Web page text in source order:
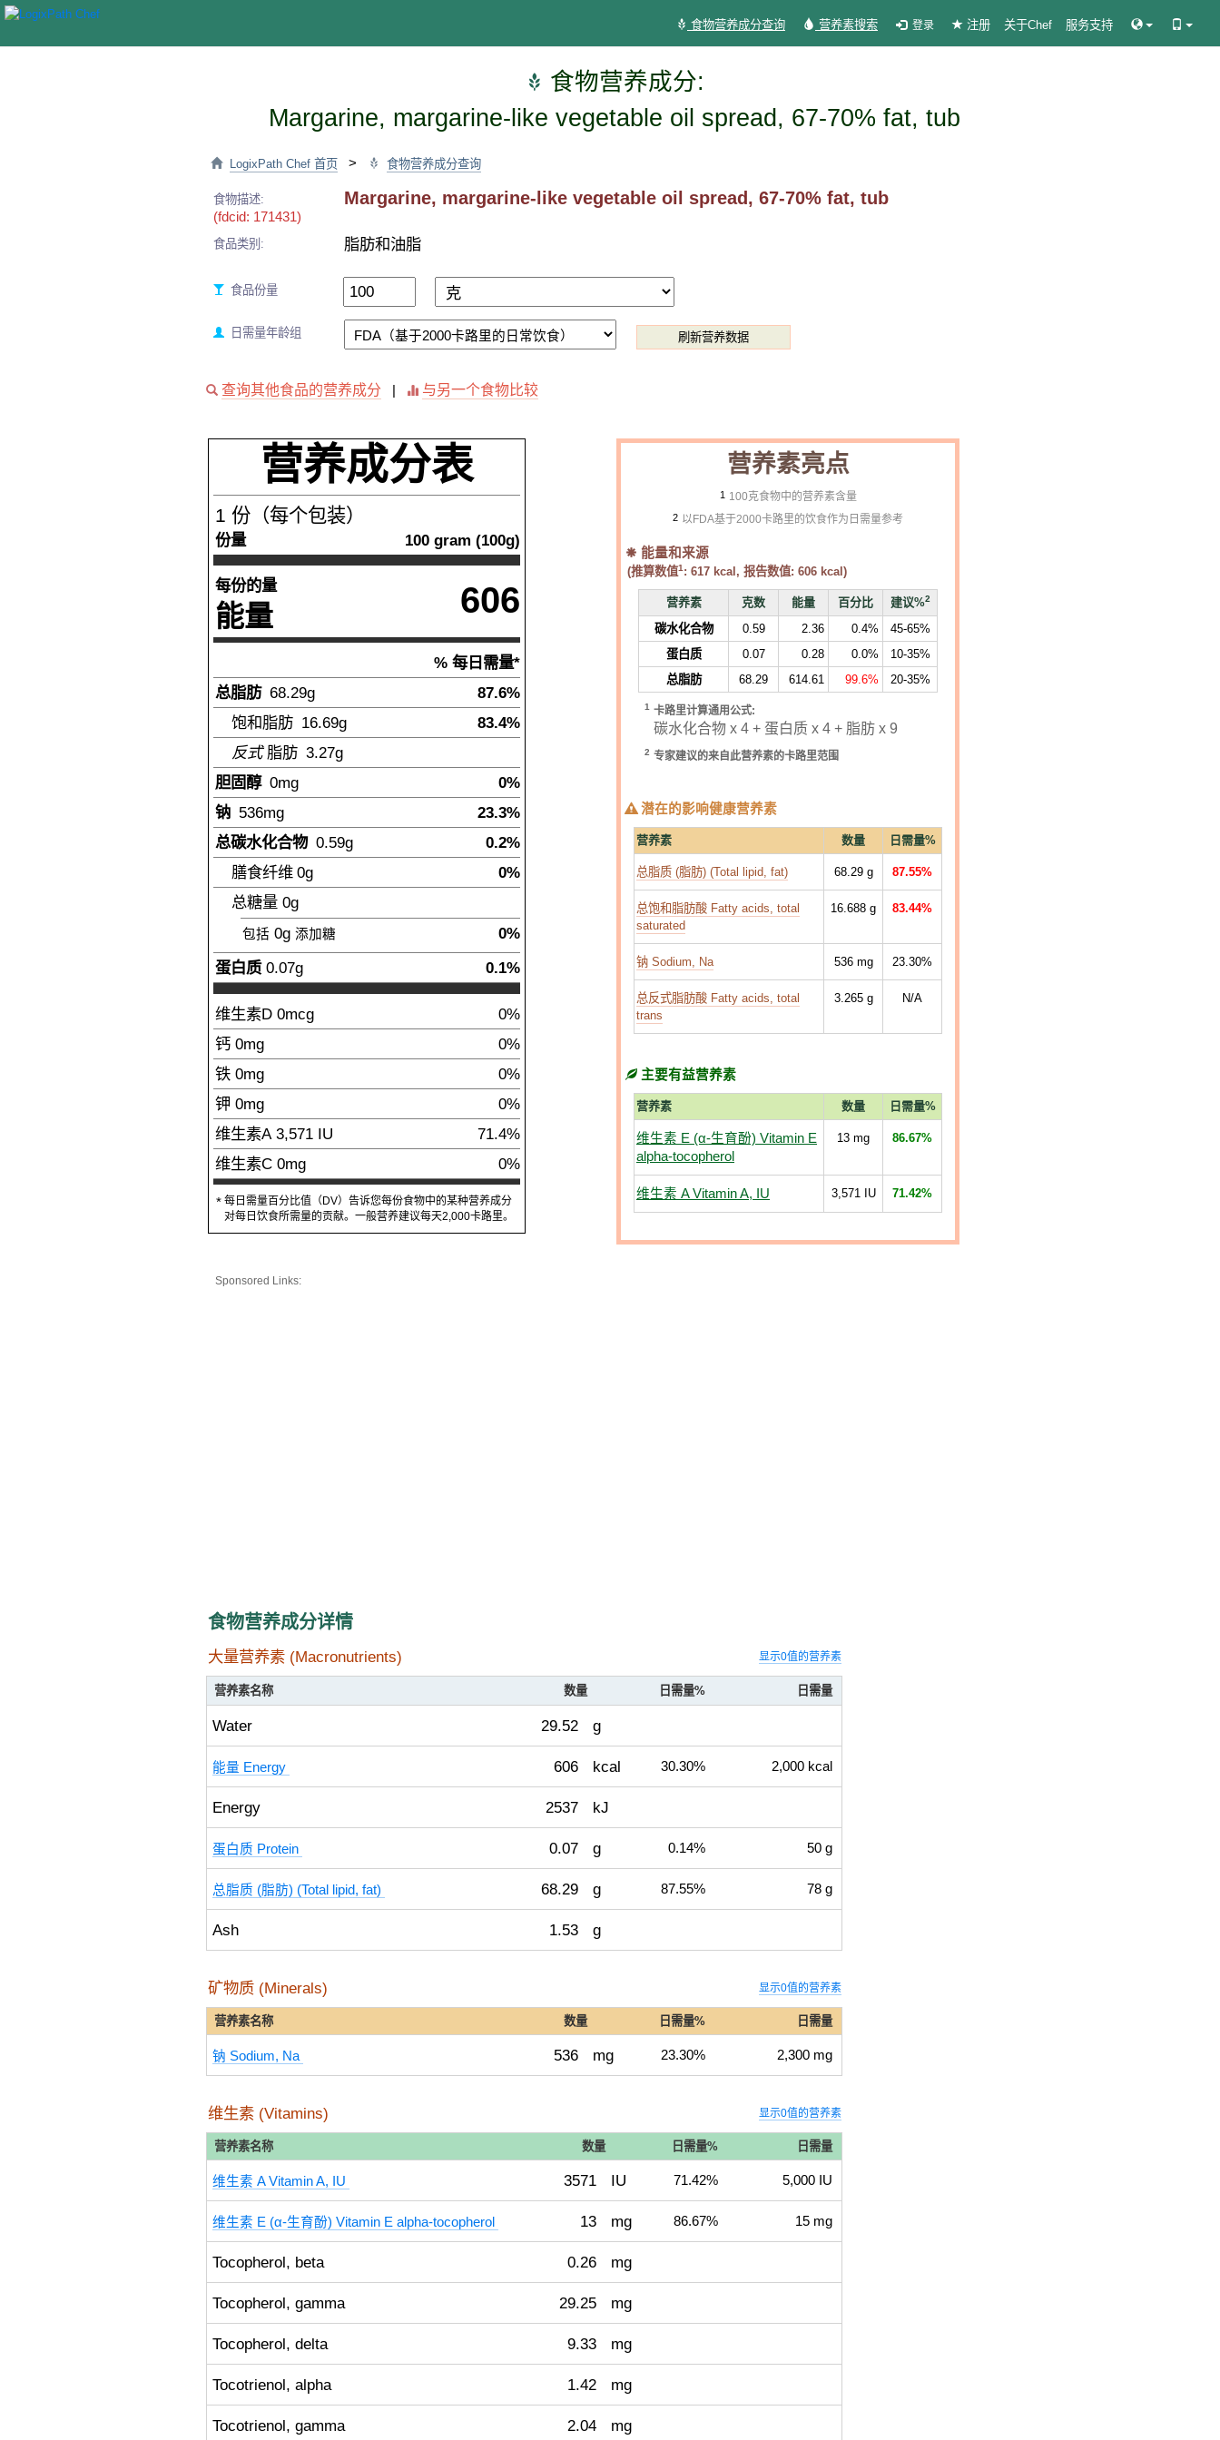
食物营养成分查询 营养素搜索 登录 注册 关于Chef 服务支持
食物营养成分:
Margarine, margarine-like vegetable oil spread, 67-70% fat, tub
LogixPath Chef 首页 > 食物营养成分查询
食物描述:
(fdcid: 171431)
Margarine, margarine-like vegetable oil spread, 67-70% fat, tub
食品类别: 脂肪和油脂
食品份量
日需量年龄组 刷新营养数据
查询其他食品的营养成分 与另一个食物比较
营养成分表
1 份（每个包装）
份量 100 gram (100g)
每份的量
能量 606
% 每日需量*
总脂肪 68.29g
87.6%
饱和脂肪 16.69g
83.4%
反式脂肪 3.27g
胆固醇 0mg
0%
钠 536mg
23.3%
总碳水化合物 0.59g
0.2%
膳食纤维 0g
0%
总糖量 0g
包括 0g 添加糖
0%
蛋白质 0.07g 0.1%
维生素D 0mcg
0%
钙 0mg
0%
铁 0mg
0%
钾 0mg
0%
维生素A 3,571 IU
71.4%
维生素C 0mg 0%
* 每日需量百分比值（DV）告诉您每份食物中的某种营养成分
对每日饮食所需量的贡献。一般营养建议每天2,000卡路里。
营养素亮点
1 100克食物中的营养素含量
2 以FDA基于2000卡路里的饮食作为日需量参考
能量和来源
(推算数值1: 617kcal, 报告数值: 606kcal)
营养素 克数 能量 百分比 建议%2
碳水化合物 0.59 2.36 0.4%
45-65%
蛋白质
0.07 0.28 0.0%
10-35%
总脂肪
68.29 614.61 99.6% 20-35%
1 卡路里计算通用公式:
碳水化合物 x 4 + 蛋白质 x 4 + 脂肪 x 9
2 专家建议的来自此营养素的卡路里范围
潜在的影响健康营养素
营养素 数量 日需量%
总脂质 (脂肪) (Total lipid, fat) 68.29g 87.55%
总饱和脂肪酸 Fatty acids, total
saturated
16.688 g 83.44%
钠 Sodium, Na 536mg 23.30%
总反式脂肪酸 Fatty acids, total
trans
3.265g N/A
主要有益营养素
营养素 数量 日需量%
维生素 E (α-生育酚) Vitamin E
alpha-tocopherol
13 mg 86.67%
维生素 A Vitamin A, IU 3,571IU 71.42%
Sponsored Links:
食物营养成分详情
大量营养素 (Macronutrients) 显示0值的营养素
营养素名称 数量 日需量% 日需量
Water 29.52 g
能量 Energy 606 kcal 30.30% 2,000 kcal
Energy 2537 kJ
蛋白质 Protein 0.07 g 0.14% 50 g
总脂质 (脂肪) (Total lipid, fat) 68.29 g 87.55% 78 g
Ash 1.53 g
矿物质 (Minerals) 显示0值的营养素
营养素名称 数量 日需量% 日需量
钠 Sodium, Na 536 mg 23.30% 2,300 mg
维生素 (Vitamins) 显示0值的营养素
营养素名称 数量 日需量% 日需量
维生素 A Vitamin A, IU 3571 IU 71.42% 5,000 IU
维生素 E (α-生育酚) Vitamin E alpha-tocopherol 13 mg 86.67% 15 mg
Tocopherol, beta 0.26 mg
Tocopherol, gamma 29.25 mg
Tocopherol, delta 9.33 mg
Tocotrienol, alpha 1.42 mg
Tocotrienol, gamma 2.04 mg